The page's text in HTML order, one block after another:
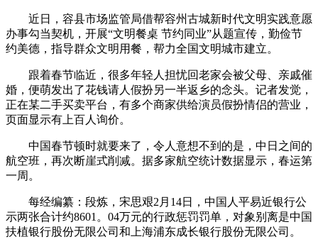
近日，容县市场监管局借帮容州古城新时代文明实践意愿
办事勾当契机，开展“文明餐桌 节约同业”从题宣传，勤俭节
约美德，指导群众文明用餐，帮力全国文明城市建立。
跟着春节临近，很多年轻人担忧回老家会被父母、亲戚催
婚，便萌发出了花钱请人假扮另一半返乡的念头。记者发觉，
正在某二手买卖平台，有多个商家供给演员假扮情侣的营业，
页面显示有上百人询价。
中国春节顿时就要来了，令人意想不到的是，中日之间的
航空班，再次断崖式削减。据多家航空统计数据显示，春运第
一周。
每经编纂：段炼，宋思艰2月14日，中国人平易近银行公
示两张合计约8601。04万元的行政惩罚罚单，对象别离是中国
扶植银行股份无限公司和上海浦东成长银行股份无限公司。